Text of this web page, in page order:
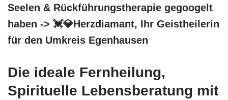
Seelen & Rückführungstherapie gegoogelt
haben -> 💓️💎Herzdiamant, Ihr Geistheilerin
für den Umkreis Egenhausen
Die ideale Fernheilung,
Spirituelle Lebensberatung mit